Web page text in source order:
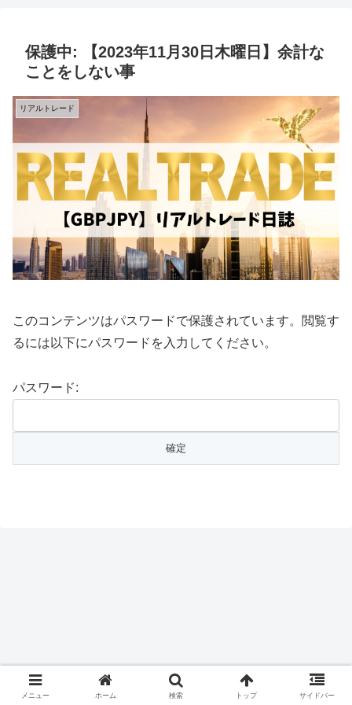
保護中: 【2023年11月30日木曜日】余計な
ことをしない事
リアルトレード
このコンテンツはパスワードで保護されています。閲覧す
るには以下にパスワードを入力してください。
パスワード:
メニュー ホーム 検索 トップ サイドバー